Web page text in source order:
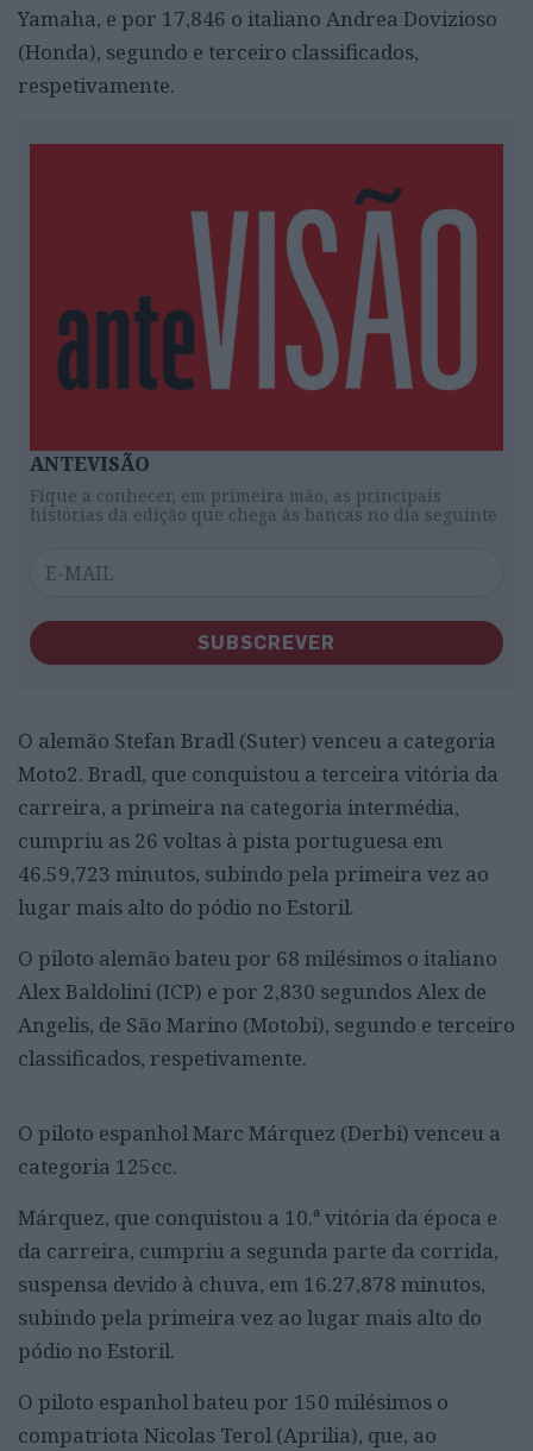
Yamaha, e por 17,846 o italiano Andrea Dovizioso
(Honda), segundo e terceiro classificados,
respetivamente.
ANTEVISÃO
Fique a conhecer, em primeira mão, as principais
histórias da edição que chega às bancas no dia seguinte
SUBSCREVER
O alemão Stefan Bradl (Suter) venceu a categoria
Moto2. Bradl, que conquistou a terceira vitória da
carreira, a primeira na categoria intermédia,
cumpriu as 26 voltas à pista portuguesa em
46.59,723 minutos, subindo pela primeira vez ao
lugar mais alto do pódio no Estoril.
O piloto alemão bateu por 68 milésimos o italiano
Alex Baldolini (ICP) e por 2,830 segundos Alex de
Angelis, de São Marino (Motobi), segundo e terceiro
classificados, respetivamente.
O piloto espanhol Marc Márquez (Derbi) venceu a
categoria 125cc.
Márquez, que conquistou a 10.ª vitória da época e
da carreira, cumpriu a segunda parte da corrida,
suspensa devido à chuva, em 16.27,878 minutos,
subindo pela primeira vez ao lugar mais alto do
pódio no Estoril.
O piloto espanhol bateu por 150 milésimos o
compatriota Nicolas Terol (Aprilia), que, ao